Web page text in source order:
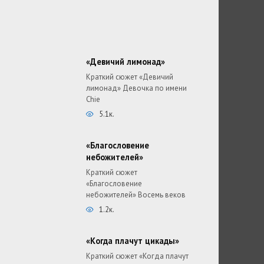
«Девичий лимонад»
Краткий сюжет «Девичий
лимонад» Девочка по имени
Chie
5.1к.
«Благословение
небожителей»
Краткий сюжет
«Благословение
небожителей» Восемь веков
1.2к.
«Когда плачут цикады»
Краткий сюжет «Когда плачут